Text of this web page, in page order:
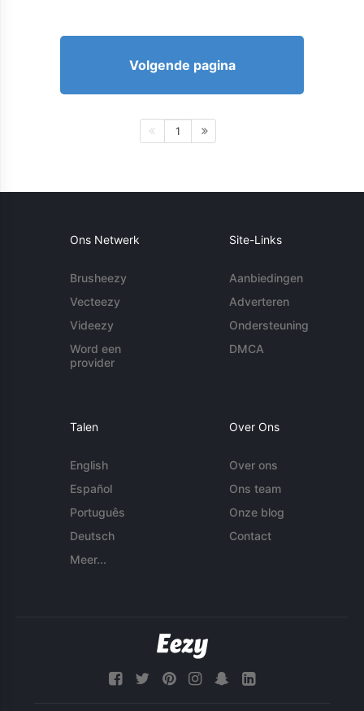
Volgende pagina
1
Ons Netwerk
Brusheezy
Vecteezy
Videezy
Word een
provider
Site-Links
Aanbiedingen
Adverteren
Ondersteuning
DMCA
Talen
English
Español
Português
Deutsch
Meer...
Over Ons
Over ons
Ons team
Onze blog
Contact